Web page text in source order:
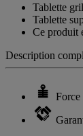
Tablette
Tablette
Ce produit
Description